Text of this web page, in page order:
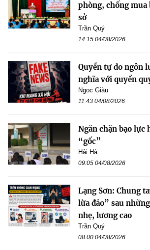
phòng, chống mua
sở
Trần Quý
14:15 04/08/2026
Quyền tự do ngôn
nghĩa với quyền
Ngọc Giàu
11:43 04/08/2026
Ngăn chặn bạo lực
“gốc”
Hải Hà
09:05 04/08/2026
Lạng Sơn: Chung
lừa đảo” sau
nhẹ, lương cao
Trần Quý
08:00 04/08/2026